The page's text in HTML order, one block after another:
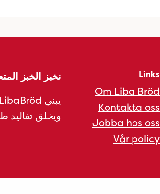
Links
Om Liba Bröd
Kontakta oss
Jobba hos oss
Vår policy
نخبز الخبز
ويخلق تقاليد